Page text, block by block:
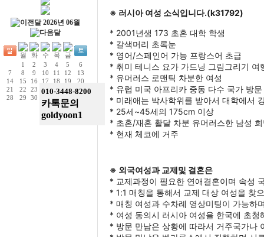
010-3448-8200
카톡문의
goldyoon1
2026년 06월
1 2 3 4 5
6
7
8 9 10 11 12
13
14
15 16 17 18 19
20
21
22 23 24 25 26
27
28
29 30
※ 러시아 여성 소식입니다.(k31792)
* 2001년생 173 초혼 대학 학생
* 갈색머리 초록눈
* 영어/스페인어 가능 프랑스어 초급
* 취미 테니스 요가 가드닝 그림그리기 여
* 유머러스 로맨틱 차분한 여성
* 유럽 미국 아프리카 중동 다수 국가 방문
* 미래애는 박사학위를 받아서 대학에서
* 25세~45세의 175cm 이상
* 초혼/재혼 활달 차분 유머러스한 남성
* 현재 체코에 거주
※ 외국여성과 교제및 결혼은
* 교제과정이 필요한 연애결혼이며 속성
* 1:1 매칭을 통해서 교제 대상 여성을 찾
* 매칭 여성과 수차례 영상미팅이 가능하
* 여성 동의시 러시아 여성을 한국에 초
* 방문 만남은 상황에 따라서 거주국가나